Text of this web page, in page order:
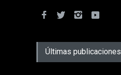
Últimas publicaciones